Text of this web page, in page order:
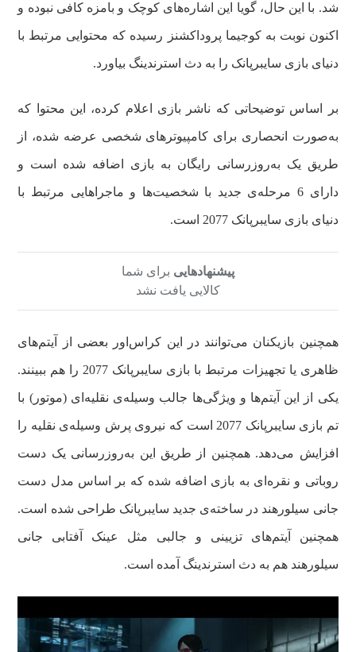
شد. با این ‌حال، گویا این اشاره‌های کوچک و بامزه کافی نبوده و
اکنون نوبت به کوجیما پروداکشنز رسیده که محتوایی مرتبط با
دنیای بازی سایبرپانک را به دث استرندینگ بیاورد.
بر اساس توضیحاتی که ناشر بازی اعلام کرده، این محتوا که
به‌صورت انحصاری برای کامپیوترهای شخصی عرضه شده، از
طریق یک به‌روزرسانی رایگان به بازی اضافه شده است و
دارای 6 مرحله‌ی جدید با شخصیت‌ها و ماجراهایی مرتبط با
دنیای بازی سایبرپانک 2077 است.
پیشنهادهایی برای شما
کالایی یافت نشد
همچنین بازیکنان می‌توانند در این کراس‌اور بعضی از آیتم‌های
ظاهری یا تجهیزات مرتبط با بازی سایبرپانک 2077 را هم ببینند.
یکی از این آیتم‌ها و ویژگی‌ها جالب وسیله‌ی نقلیه‌ای (موتور) با
تم بازی سایبرپانک 2077 است که نیروی پرش وسیله‌ی نقلیه را
افزایش می‌دهد. همچنین از طریق این به‌روزرسانی یک دست
روباتی و نقره‌ای به بازی اضافه شده که بر اساس مدل دست
جانی سیلورهند در ساخته‌ی جدید سایبرپانک طراحی شده است.
همچنین آیتم‌های تزیینی و جالبی مثل عینک آفتابی جانی
سیلورهند هم به دث استرندینگ آمده است.